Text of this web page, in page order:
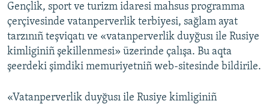
SÜRET
BLOGLAR
FİKİR
Gençlik, sport ve turizm idaresi mahsus programma
çerçivesinde vatanperverlik terbiyesi, sağlam ayat
tarzınıñ teşviqatı ve «vatanperverlik duyğusı ile Rusiye
kimliginiñ şekillenmesi» üzerinde çalışa. Bu aqta
şeerdeki şimdiki memuriyetniñ web-sitesinde bildirile.
«Vatanperverlik duyğusı ile Rusiye kimliginiñ